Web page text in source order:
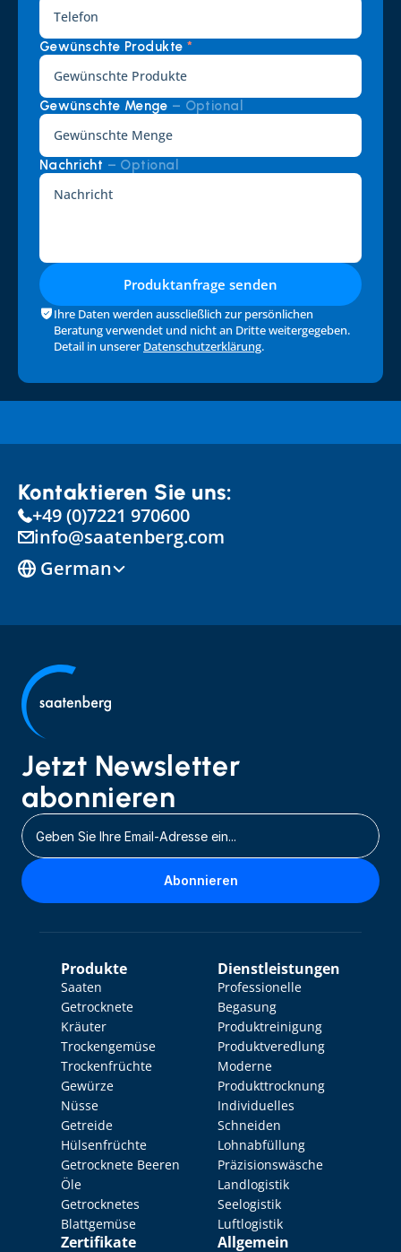
Gewünschte Produkte *
Gewünschte Menge – Optional
Nachricht – Optional
Produktanfrage senden
Ihre Daten werden ausscließlich zur persönlichen
Beratung verwendet und nicht an Dritte weitergegeben.
Detail in unserer Datenschutzerklärung.
Kontaktieren Sie uns:
+49 (0)7221 970600
info@saatenberg.com
German
Jetzt Newsletter
abonnieren
Abonnieren
Produkte
Saaten
Getrocknete
Kräuter
Trockengemüse
Trockenfrüchte
Gewürze
Nüsse
Getreide
Hülsenfrüchte
Getrocknete Beeren
Öle
Getrocknetes
Blattgemüse
Zertifikate
Dienstleistungen
Professionelle
Begasung
Produktreinigung
Produktveredlung
Moderne
Produkttrocknung
Individuelles
Schneiden
Lohnabfüllung
Präzisionswäsche
Landlogistik
Seelogistik
Luftlogistik
Allgemein